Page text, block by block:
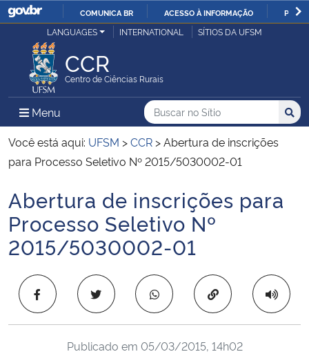
IR
COMUNICA BR ACESSO À INFORMAÇÃO
Ministério da Justiça e Segurança Pública
Ministério da Defesa
Ministério das Relações Exteriores
Ministério da Infraestrutura
Ministério da Agricultura, Pecuária e Abastecimento
Ministério da Educação
LANGUAGES INTERNATIONAL SÍTIOS DA UFSM
CCR
Centro de Ciências Rurais
Menu Menu Principal do Sítio
Busca
Buscar no no Sítio
Busca:
Você está aqui: UFSM >CCR >Abertura de inscrições
para Processo Seletivo Nº 2015/5030002-01
Início do conteúdo
Abertura de inscrições para
Processo Seletivo Nº
2015/5030002-01
Copiar para área
Publicado em 05/03/2015, 14h02